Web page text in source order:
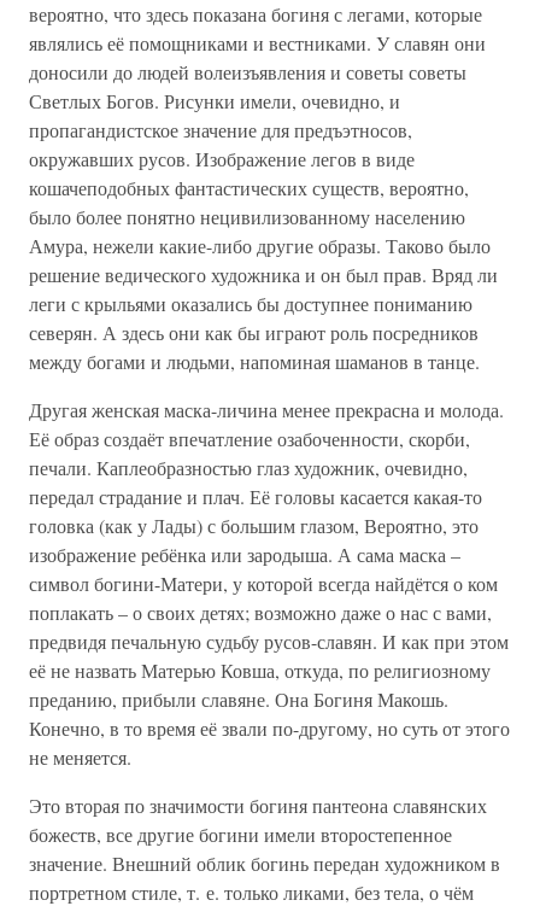
вероятно, что здесь показана богиня с легами, которые
являлись её помощниками и вестниками. У славян они
доносили до людей волеизъявления и советы советы
Светлых Богов. Рисунки имели, очевидно, и
пропагандистское значение для предъэтносов,
окружавших русов. Изображение легов в виде
кошачеподобных фантастических существ, вероятно,
было более понятно нецивилизованному населению
Амура, нежели какие-либо другие образы. Таково было
решение ведического художника и он был прав. Вряд ли
леги с крыльями оказались бы доступнее пониманию
северян. А здесь они как бы играют роль посредников
между богами и людьми, напоминая шаманов в танце.
Другая женская маска-личина менее прекрасна и молода.
Её образ создаёт впечатление озабоченности, скорби,
печали. Каплеобразностью глаз художник, очевидно,
передал страдание и плач. Её головы касается какая-то
головка (как у Лады) с большим глазом, Вероятно, это
изображение ребёнка или зародыша. А сама маска –
символ богини-Матери, у которой всегда найдётся о ком
поплакать – о своих детях; возможно даже о нас с вами,
предвидя печальную судьбу русов-славян. И как при этом
её не назвать Матерью Ковша, откуда, по религиозному
преданию, прибыли славяне. Она Богиня Макошь.
Конечно, в то время её звали по-другому, но суть от этого
не меняется.
Это вторая по значимости богиня пантеона славянских
божеств, все другие богини имели второстепенное
значение. Внешний облик богинь передан художником в
портретном стиле, т. е. только ликами, без тела, о чём